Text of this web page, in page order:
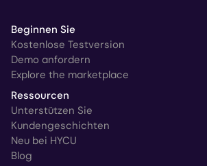
Beginnen Sie
Kostenlose Testversion
Demo anfordern
Explore the marketplace
Ressourcen
Unterstützen Sie
Kundengeschichten
Neu bei HYCU
Blog